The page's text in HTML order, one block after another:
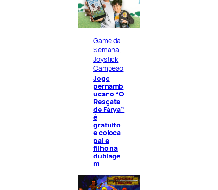
Game da
Semana
Joystick
Campeão
Jogo
pernamb
ucano “O
Resgate
de Fárya”
é
gratuito
e coloca
pai e
filho na
dublage
m